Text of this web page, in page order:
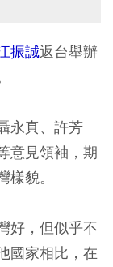
振誠返台舉辦
永真、許芳
意見領袖，期
貌。
好，但似乎不
國家相比，在